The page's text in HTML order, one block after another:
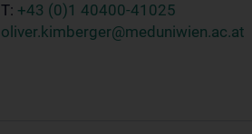
T: +43 (0)1 40400-41025
oliver.kimberger@meduniwien.ac.at